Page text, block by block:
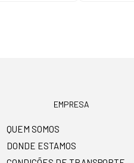
EMPRESA
QUEM SOMOS
DONDE ESTAMOS